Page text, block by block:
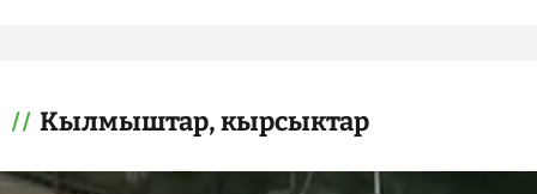
Кылмыштар, кырсыктар